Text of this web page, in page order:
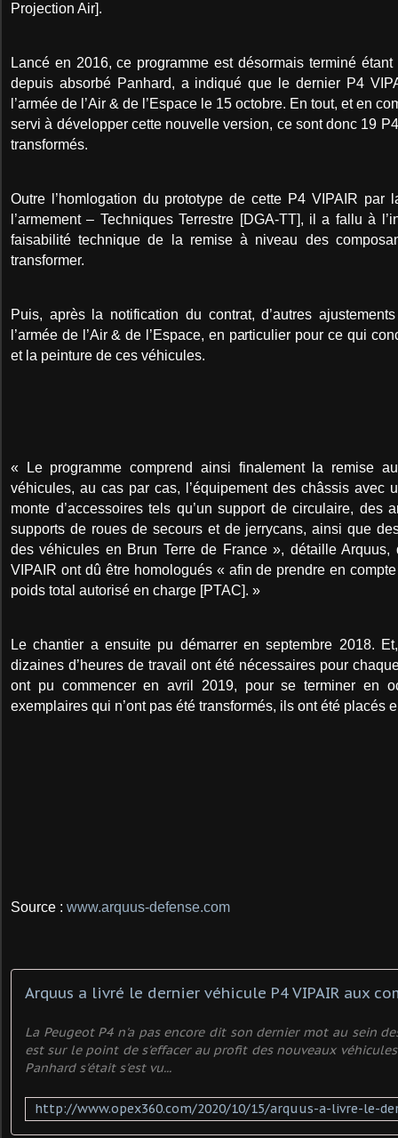
Projection Air].
Lancé en 2016, ce programme est désormais terminé étant
depuis absorbé Panhard, a indiqué que le dernier P4
l’armée de l’Air & de l’Espace le 15 octobre. En tout, et en
servi à développer cette nouvelle version, ce sont donc 19
transformés.
Outre l’homlogation du prototype de cette P4 VIPAIR par
l’armement – Techniques Terrestre [DGA-TT], il a fallu à
faisabilité technique de la remise à niveau des
transformer.
Puis, après la notification du contrat, d’autres
l’armée de l’Air & de l’Espace, en particulier pour ce qui
et la peinture de ces véhicules.
« Le programme comprend ainsi finalement la remise
véhicules, au cas par cas, l’équipement des châssis avec
monte d’accessoires tels qu’un support de circulaire, des
supports de roues de secours et de jerrycans, ainsi que
des véhicules en Brun Terre de France », détaille
VIPAIR ont dû être homologués « afin de prendre en
poids total autorisé en charge [PTAC]. »
Le chantier a ensuite pu démarrer en septembre 2018.
dizaines d’heures de travail ont été nécessaires pour
ont pu commencer en avril 2019, pour se terminer en
exemplaires qui n’ont pas été transformés, ils ont été placés
Source : www.arquus-defense.com
La Peugeot P4 n'a pas encore dit son dernier mot au sein
est sur le point de s'effacer au profit des nouveaux véhicules
Panhard s'était s'est vu...